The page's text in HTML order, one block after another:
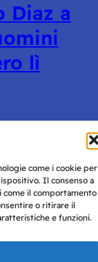
come i cookie per
Il consenso a
il comportamento
o ritirare il
e funzioni.
Diaz a
lì
forniti